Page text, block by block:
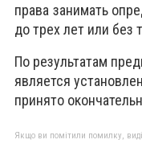
права занимать
до трех лет или без
По результатам
является
принято
Якщо ви помітили помилку,